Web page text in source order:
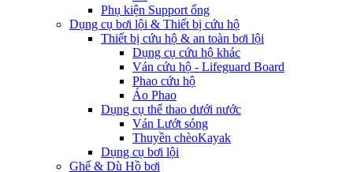
Phụ kiện Support ống
Dụng cụ bơi lội & Thiết bị cứu hộ
Thiết bị cứu hộ & an toàn bơi lội
Dụng cụ cứu hộ khác
Ván cứu hộ - Lifeguard Board
Phao cứu hộ
Áo Phao
Dụng cụ thể thao dưới nước
Ván Lướt sóng
Thuyền chèoKayak
Dụng cụ bơi lội
Ghế & Dù Hồ bơi